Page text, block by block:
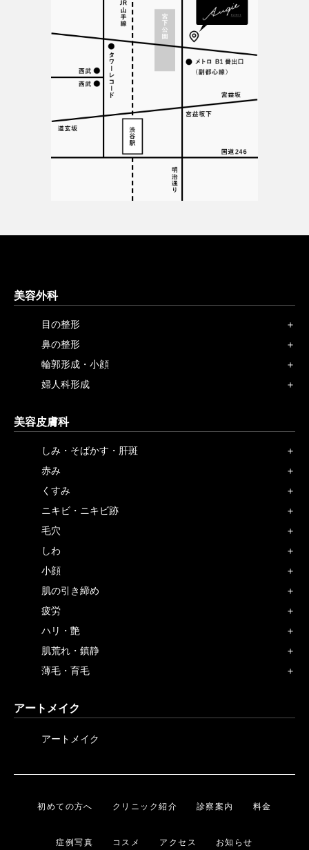
美容外科
目の整形
鼻の整形
輪郭形成・小顔
婦人科形成
美容皮膚科
しみ・そばかす・肝斑
赤み
くすみ
ニキビ・ニキビ跡
毛穴
しわ
小顔
肌の引き締め
疲労
ハリ・艶
肌荒れ・鎮静
薄毛・育毛
アートメイク
アートメイク
初めての方へ クリニック紹介 診察案内 料金
症例写真 コスメ アクセス お知らせ